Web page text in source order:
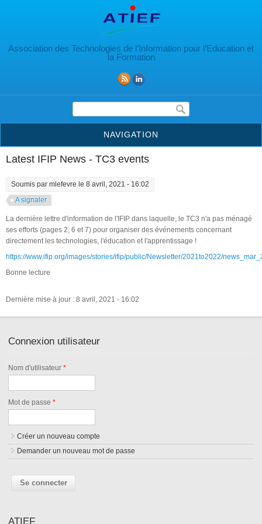
Association des Technologies de l’Information pour l’Education et
la Formation
Formulaire de recherche
NAVIGATION
Latest IFIP News - TC3 events
Soumis par mlefevre le 8 avril, 2021 - 16:02
A signaler
La dernière lettre d'information de l'IFIP dans laquelle, le TC3 n'a pas ménagé
ses efforts (pages 2, 6 et 7) pour organiser des événements concernant
directement les technologies, l'éducation et l'apprentissage !
https://www.ifip.org/images/stories/ifip/public/Newsletter/2021to2022/
Bonne lecture
Dernière mise à jour : 8 avril, 2021 - 16:02
Connexion utilisateur
Nom d'utilisateur*
Mot de passe*
Créer un nouveau compte
Demander un nouveau mot de passe
ATIEF